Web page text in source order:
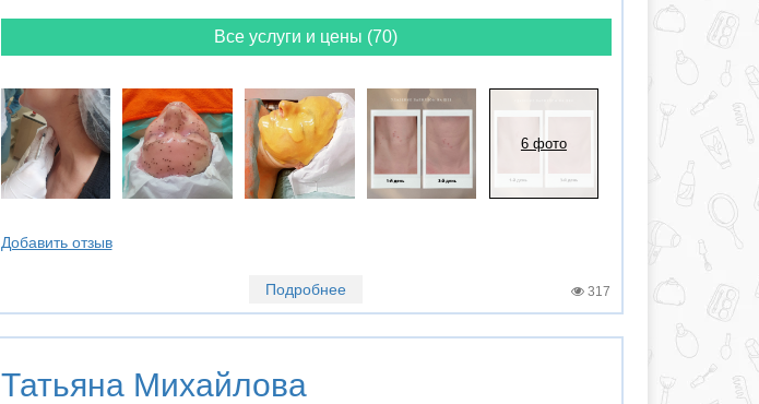
Все услуги и цены (70)
6 фото
Добавить отзыв
Подробнее 317
Татьяна Михайлова